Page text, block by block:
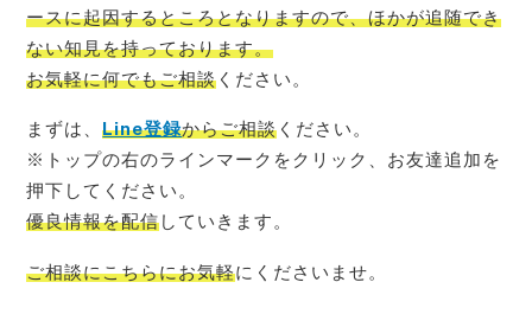
ースに起因するところとなりますので、ほかが追随でき
ない知見を持っております。
お気軽に何でもご相談 ください。
まずは、Line登録からご相談 ください。
※トップの右のラインマークをクリック、お友達追加を
押下してください。
優良情報を配信していきます。
ご相談にこちらにお気軽にくださいませ。